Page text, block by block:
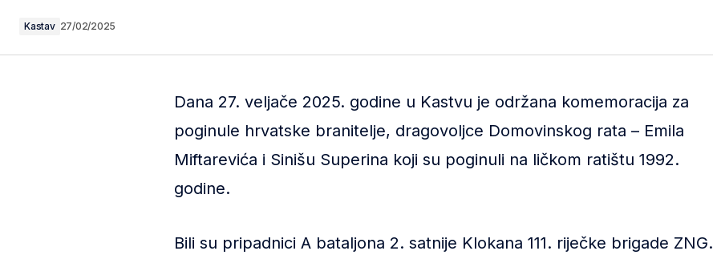
Kastav 27/02/2025
Dana 27. veljače 2025. godine u Kastvu je održana komemoracija za
poginule hrvatske branitelje, dragovoljce Domovinskog rata – Emila
Miftarevića i Sinišu Superina koji su poginuli na ličkom ratištu 1992.
godine.
Bili su pripadnici A bataljona 2. satnije Klokana 111. riječke brigade ZNG.